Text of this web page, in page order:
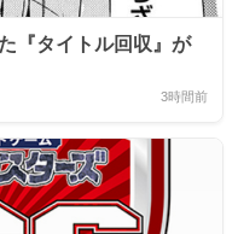
『タイトル回収』が
3時間前